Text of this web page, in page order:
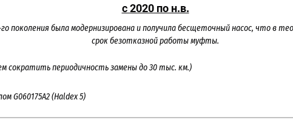
с 2020 по н.в.
поколения была модернизирована и получила бесщеточный насос, что в
срок безотказной работы муфты.
сократить периодичность замены до 30 тыс. км.)
G060175A2 (Haldex 5)